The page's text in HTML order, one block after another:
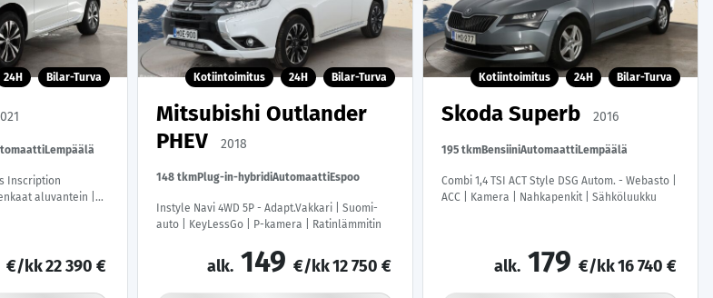
24H Bilar-Turva
Lempäälä
Inscription
aluvantein |
€/kk22 390 €
Kotiintoimitus 24H Bilar-Turva
Mitsubishi Outlander
PHEV
2018
148 tkmPlug-in-hybridiAutomaattiEspoo
Instyle Navi 4WD 5P - Adapt.Vakkari | Suomi-
auto | KeyLessGo | P-kamera | Ratinlämmitin
alk. 149 €/kk12 750 €
Kotiintoimitus 24H Bilar-Turva
Skoda Superb 2016
195 tkmBensiiniAutomaattiLempäälä
Combi 1,4 TSI ACT Style DSG Autom. - Webasto |
ACC | Kamera | Nahkapenkit | Sähköluukku
alk. 179 €/kk16 740 €